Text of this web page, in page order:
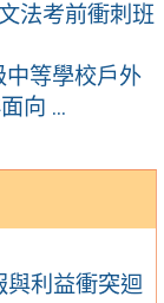
與利益衝突迴
法考前衝刺班
等學校戶外
向 ...